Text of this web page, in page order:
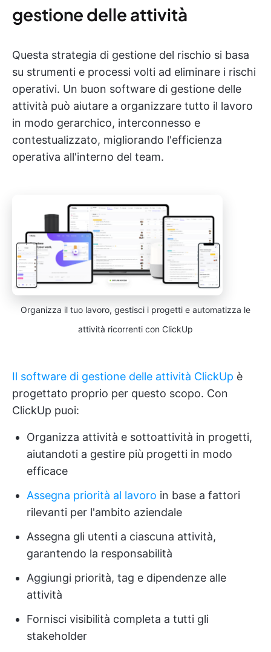
gestione delle attività
Questa strategia di gestione del rischio si basa
su strumenti e processi volti ad eliminare i rischi
operativi. Un buon software di gestione delle
attività può aiutare a organizzare tutto il lavoro
in modo gerarchico, interconnesso e
contestualizzato, migliorando l'efficienza
operativa all'interno del team.
Organizza il tuo lavoro, gestisci i progetti e automatizza le
attività ricorrenti con ClickUp
Il software di gestione delle attività ClickUp è
progettato proprio per questo scopo. Con
ClickUp puoi:
Organizza attività e sottoattività in progetti,
aiutandoti a gestire più progetti in modo
efficace
Assegna priorità al lavoro in base a fattori
rilevanti per l'ambito aziendale
Assegna gli utenti a ciascuna attività,
garantendo la responsabilità
Aggiungi priorità, tag e dipendenze alle
attività
Fornisci visibilità completa a tutti gli
stakeholder